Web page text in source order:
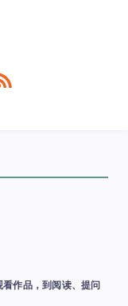
作品，到阅读、提问